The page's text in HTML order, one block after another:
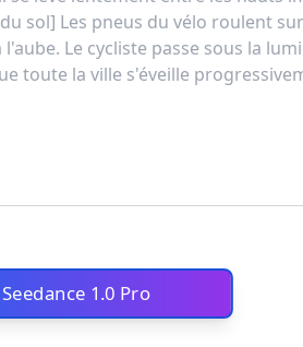
Seedance 1.0 Pro